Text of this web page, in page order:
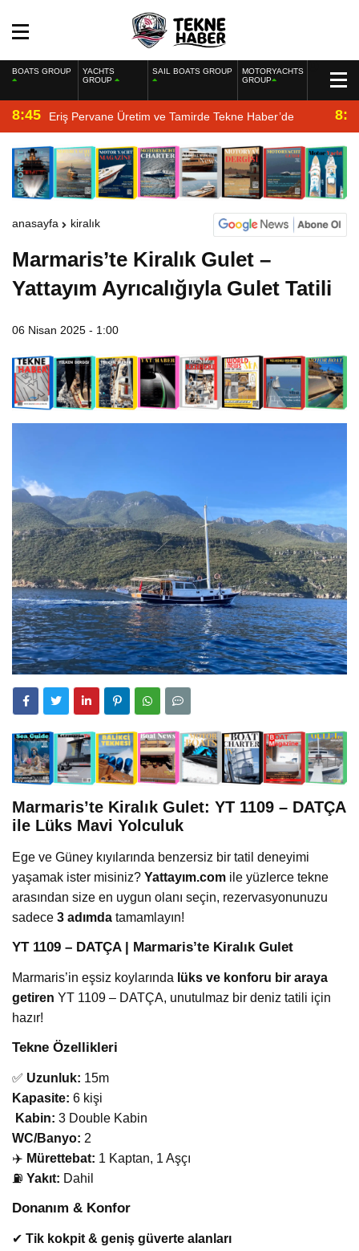
BOATS GROUP
YACHTS
GROUP
SAIL BOATS GROUP
MOTORYACHTS
GROUP
8:45 Eriş Pervane Üretim ve Tamirde Tekne Haber’de
anasayfa kiralık
Marmaris’te Kiralık Gulet –
Yattayım Ayrıcalığıyla Gulet Tatili
06 Nisan 2025 - 1:00
Marmaris’te Kiralık Gulet: YT 1109 – DATÇA
ile Lüks Mavi Yolculuk
Ege ve Güney kıyılarında benzersiz bir tatil deneyimi
yaşamak ister misiniz? Yattayım.com ile yüzlerce tekne
arasından size en uygun olanı seçin, rezervasyonunuzu
sadece 3 adımda tamamlayın!
YT 1109 – DATÇA | Marmaris’te Kiralık Gulet
Marmaris’in eşsiz koylarında lüks ve konforu bir araya
getiren YT 1109 – DATÇA, unutulmaz bir deniz tatili için
hazır!
Tekne Özellikleri
✅ Uzunluk: 15m
Kapasite: 6 kişi
Kabin: 3 Double Kabin
WC/Banyo: 2
‍✈️ Mürettebat: 1 Kaptan, 1 Aşçı
⛽ Yakıt: Dahil
Donanım & Konfor
✔ Tik kokpit & geniş güverte alanları